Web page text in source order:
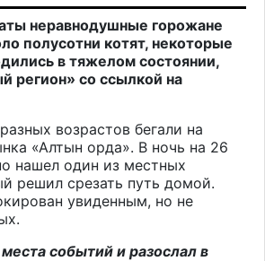
неравнодушные горожане
полусотни котят, некоторые
в тяжелом состоянии,
регион» со ссылкой на
возрастов бегали на
«Алтын орда». В ночь на 26
нашел один из местных
решил срезать путь домой.
увиденным, но не
событий и разослал в